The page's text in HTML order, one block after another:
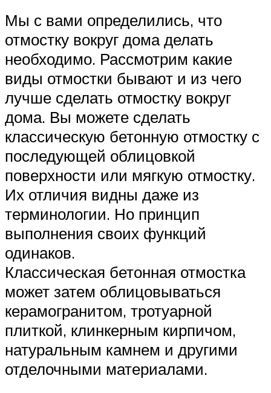
Мы с вами определились, что
отмостку вокруг дома делать
необходимо. Рассмотрим какие
виды отмостки бывают и из чего
лучше сделать отмостку вокруг
дома. Вы можете сделать
классическую бетонную отмостку с
последующей облицовкой
поверхности или мягкую отмостку.
Их отличия видны даже из
терминологии. Но принцип
выполнения своих функций
одинаков.
Классическая бетонная отмостка
может затем облицовываться
керамогранитом, тротуарной
плиткой, клинкерным кирпичом,
натуральным камнем и другими
отделочными материалами.